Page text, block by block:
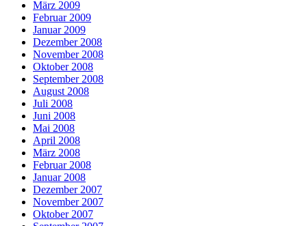
März 2009
Februar 2009
Januar 2009
Dezember 2008
November 2008
Oktober 2008
September 2008
August 2008
Juli 2008
Juni 2008
Mai 2008
April 2008
März 2008
Februar 2008
Januar 2008
Dezember 2007
November 2007
Oktober 2007